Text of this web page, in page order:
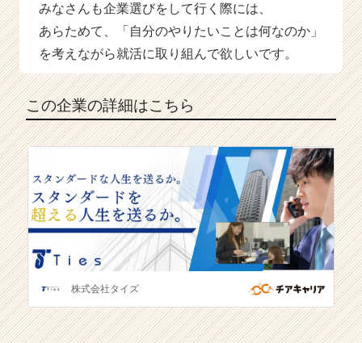
みなさんも企業選びをして行く際には、
あらためて、「自分のやりたいことは何なのか」
を考えながら就活に取り組んで欲しいです。
この企業の詳細はこちら